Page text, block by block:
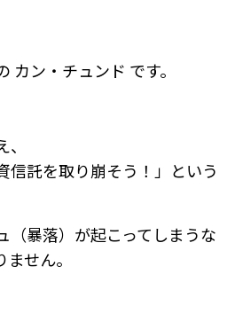
o
a
カン・チュンド です。
信託を取り崩そう！」という
（暴落）が起こってしまうな
せん。